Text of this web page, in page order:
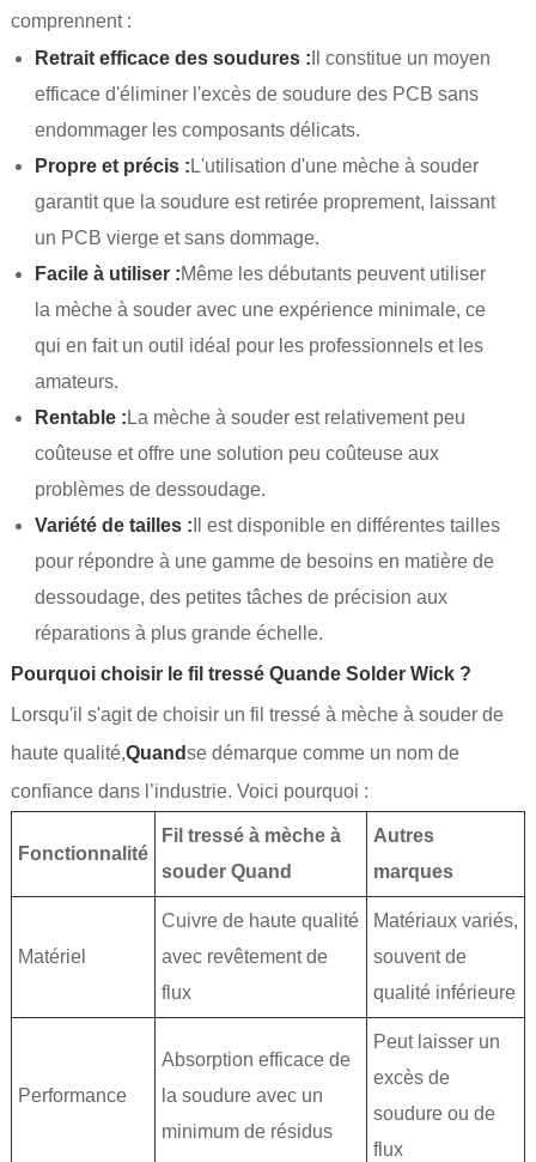
comprennent :
Retrait efficace des soudures : Il constitue un moyen
efficace d'éliminer l'excès de soudure des PCB sans
endommager les composants délicats.
Propre et précis :L'utilisation d'une mèche à souder
garantit que la soudure est retirée proprement, laissant
un PCB vierge et sans dommage.
Facile à utiliser :Même les débutants peuvent utiliser
la mèche à souder avec une expérience minimale, ce
qui en fait un outil idéal pour les professionnels et les
amateurs.
Rentable :La mèche à souder est relativement peu
coûteuse et offre une solution peu coûteuse aux
problèmes de dessoudage.
Variété de tailles : Il est disponible en différentes tailles
pour répondre à une gamme de besoins en matière de
dessoudage, des petites tâches de précision aux
réparations à plus grande échelle.
Pourquoi choisir le fil tressé Quande Solder Wick ?
Lorsqu'il s'agit de choisir un fil tressé à mèche à souder de
haute qualité,Quandse démarque comme un nom de
confiance dans l’industrie. Voici pourquoi :
Fonctionnalité
Fil tressé à mèche à
souder Quand
Autres
marques
Matériel
Cuivre de haute qualité
avec revêtement de
flux
Matériaux variés,
souvent de
qualité inférieure
Performance
Absorption efficace de
la soudure avec un
minimum de résidus
Peut laisser un
excès de
soudure ou de
flux